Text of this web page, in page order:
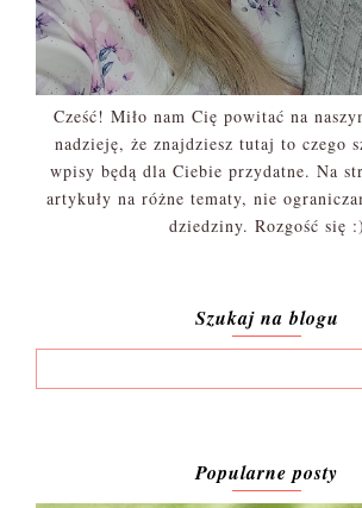
Cześć! Miło nam Cię powitać na
nadzieję, że znajdziesz tutaj to czego
wpisy będą dla Ciebie przydatne. Na
artykuły na różne tematy, nie
dziedziny. Rozgość się :)
Szukaj na blogu
Popularne posty